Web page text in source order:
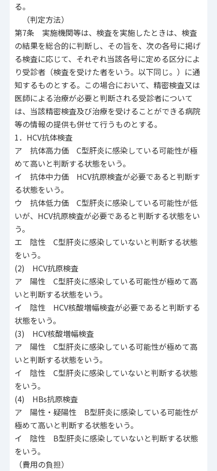
る。
（判定方法）
第7条 実施機関等は、検査を実施したときは、検査
の結果を総合的に判断し、その旨を、次の各号に掲げ
る検査に応じて、それぞれ当該各号に定める区分によ
り受診者（検査を受けた者をいう。以下同じ。）に通
知するものとする。この場合において、精密検査又は
医師による治療が必要と判断される受診者について
は、当該精密検査及び治療を受けることができる病院
等の情報の提供も併せて行うものとする。
1．HCV抗体検査
ア 抗体高力価 C型肝炎に感染している可能性が極
めて高いと判断する状態をいう。
イ 抗体中力価 HCV抗原検査が必要であると判断す
る状態をいう。
ウ 抗体低力価 C型肝炎に感染している可能性が低
いが、HCV抗原検査が必要であると判断する状態をい
う。
エ 陰性 C型肝炎に感染していないと判断する状態
をいう。
(2) HCV抗原検査
ア 陽性 C型肝炎に感染している可能性が極めて高
いと判断する状態をいう。
イ 陰性 HCV核酸増幅検査が必要であると判断する
状態をいう。
(3) HCV核酸増幅検査
ア 陽性 C型肝炎に感染している可能性が極めて高
いと判断する状態をいう。
イ 陰性 C型肝炎に感染していないと判断する状態
をいう。
(4) HBs抗原検査
ア 陽性・疑陽性 B型肝炎に感染している可能性が
極めて高いと判断する状態をいう。
イ 陰性 B型肝炎に感染していないと判断する状態
をいう。
（費用の負担）